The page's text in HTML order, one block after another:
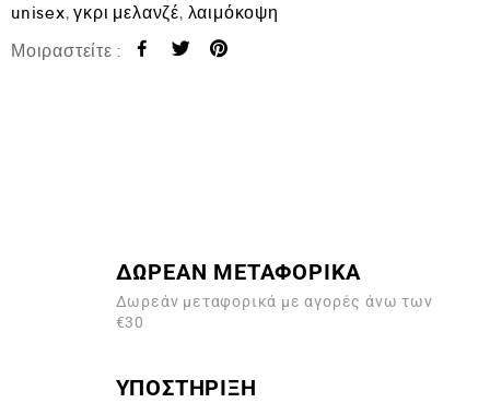
unisex,γκρι μελανζέ, λαιμόκοψη
Μοιραστείτε :
ΔΩΡΕΑΝ ΜΕΤΑΦΟΡΙΚΑ
Δωρεάν μεταφορικά με αγορές άνω των
€30
ΥΠΟΣΤΗΡΙΞΗ